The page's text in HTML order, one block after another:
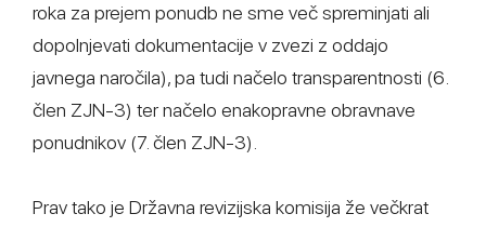
roka za prejem ponudb ne sme več spreminjati ali
dopolnjevati dokumentacije v zvezi z oddajo
javnega naročila), pa tudi načelo transparentnosti (6.
člen ZJN-3) ter načelo enakopravne obravnave
ponudnikov (7. člen ZJN-3).
Prav tako je Državna revizijska komisija že večkrat